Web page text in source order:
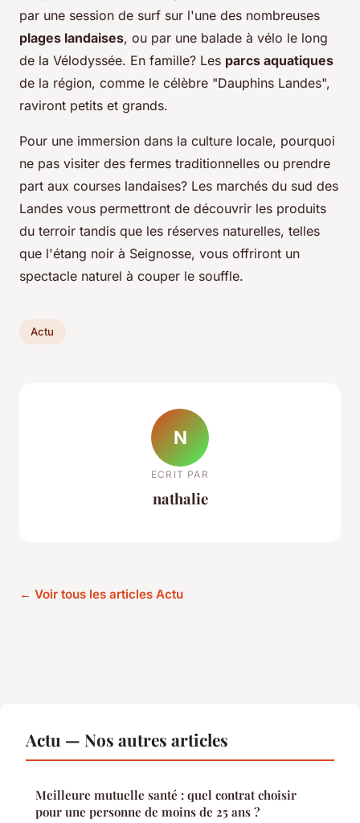
par une session de surf sur l'une des nombreuses
plages landaises, ou par une balade à vélo le long
de la Vélodyssée. En famille? Les parcs aquatiques
de la région, comme le célèbre "Dauphins Landes",
raviront petits et grands.
Pour une immersion dans la culture locale, pourquoi
ne pas visiter des fermes traditionnelles ou prendre
part aux courses landaises? Les marchés du sud des
Landes vous permettront de découvrir les produits
du terroir tandis que les réserves naturelles, telles
que l'étang noir à Seignosse, vous offriront un
spectacle naturel à couper le souffle.
Actu
N
ECRIT PAR
nathalie
← Voir tous les articles Actu
Actu — Nos autres articles
Meilleure mutuelle santé : quel contrat choisir
pour une personne de moins de 25 ans ?